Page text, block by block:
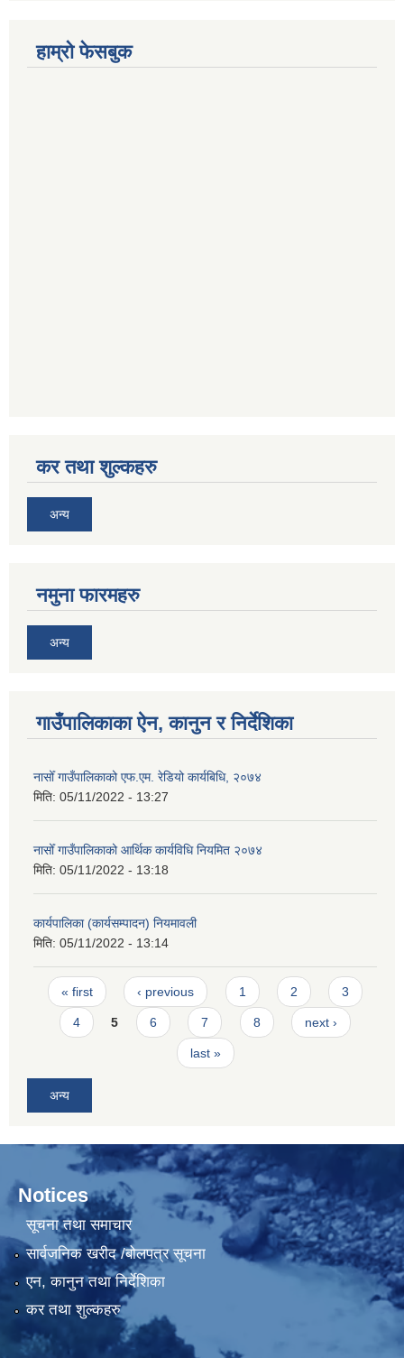
हाम्रो फेसबुक
कर तथा शुल्कहरु
अन्य
नमुना फारमहरु
अन्य
गाउँपालिकाका ऐन, कानुन र निर्देशिका
नासोँ गाउँपालिकाको एफ.एम. रेडियो कार्यबिधि, २०७४
मिति: 05/11/2022 - 13:27
नासोँ गाउँपालिकाको आर्थिक कार्यविधि नियमित २०७४
मिति: 05/11/2022 - 13:18
कार्यपालिका (कार्यसम्पादन) नियमावली
मिति: 05/11/2022 - 13:14
Pages
« first ‹ previous 1 2 3
4 5 6 7 8 next ›
last »
अन्य
Notices
सूचना तथा समाचार
सार्वजनिक खरीद /बोलपत्र सूचना
एन, कानुन तथा निर्देशिका
कर तथा शुल्कहरु